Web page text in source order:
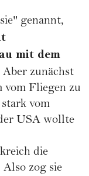
genannt,
mit dem
Aber zunächst
vom Fliegen zu
vom
USA wollte
die
zog sie